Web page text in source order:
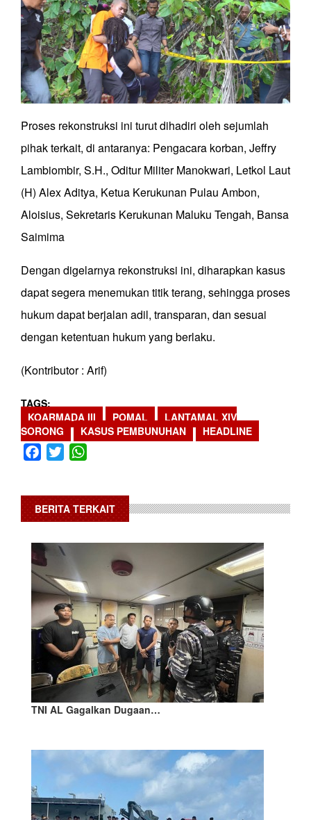
Proses rekonstruksi ini turut dihadiri oleh sejumlah
pihak terkait, di antaranya: Pengacara korban, Jeffry
Lambiombir, S.H., Oditur Militer Manokwari, Letkol Laut
(H) Alex Aditya, Ketua Kerukunan Pulau Ambon,
Aloisius, Sekretaris Kerukunan Maluku Tengah, Bansa
Saimima
Dengan digelarnya rekonstruksi ini, diharapkan kasus
dapat segera menemukan titik terang, sehingga proses
hukum dapat berjalan adil, transparan, dan sesuai
dengan ketentuan hukum yang berlaku.
(Kontributor : Arif)
TAGS
KOARMADA III
POMAL
LANTAMAL XIV
SORONG
KASUS PEMBUNUHAN HEADLINE
Facebook
Twitter
BERITA TERKAIT
TNI AL Gagalkan Dugaan…